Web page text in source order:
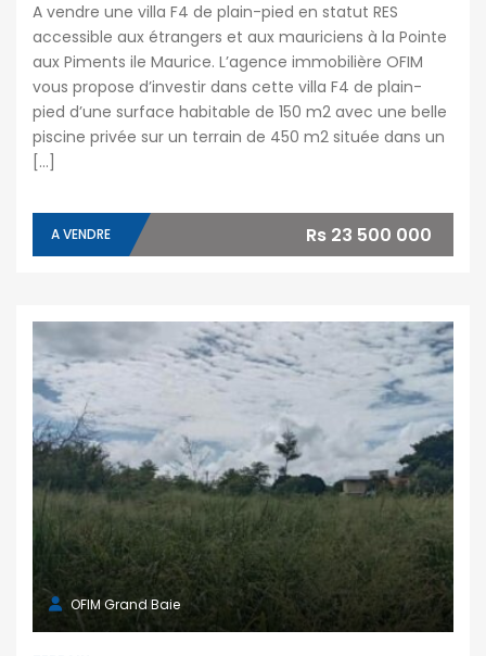
A vendre une villa F4 de plain-pied en statut RES
accessible aux étrangers et aux mauriciens à la Pointe
aux Piments ile Maurice. L’agence immobilière OFIM
vous propose d’investir dans cette villa F4 de plain-
pied d’une surface habitable de 150 m2 avec une belle
piscine privée sur un terrain de 450 m2 située dans un
[…]
A VENDRE Rs 23 500 000
OFIM Grand Baie